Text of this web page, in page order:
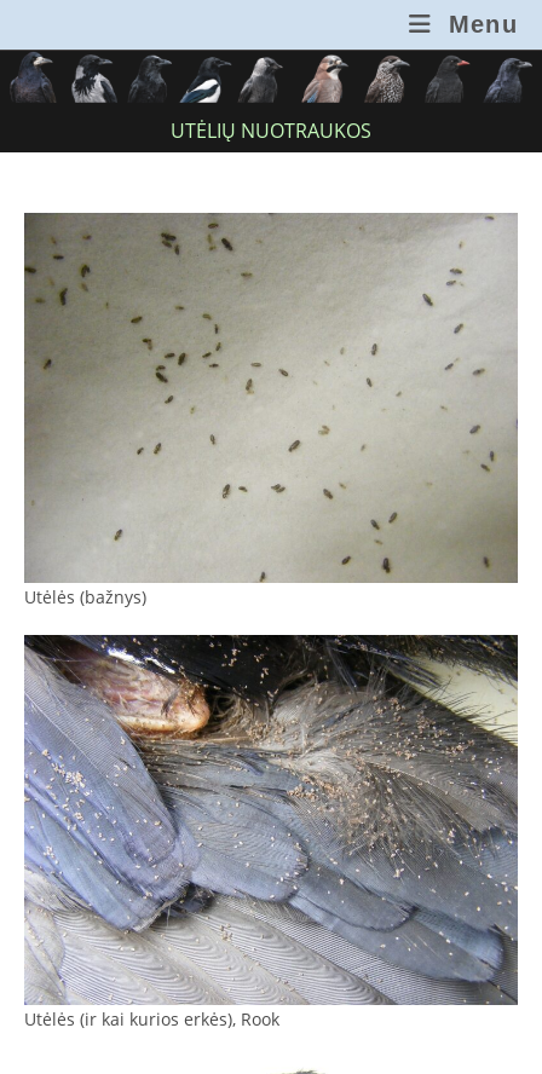
content
Menu
UTĖLIŲ NUOTRAUKOS
Utėlės (bažnys)
Utėlės (ir kai kurios erkės), Rook